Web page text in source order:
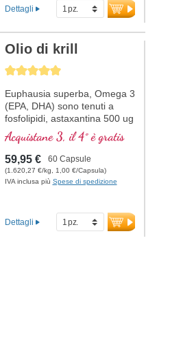
maggiori informazioni
Dettagli
Average rating of 5 out of 5 stars
Olio di krill
Euphausia superba, Omega 3
(EPA, DHA) sono tenuti a
fosfolipidi, astaxantina 500 ug
Acquistane 3, il 4° è gratis
59,95 € 60 Capsule
(1.620,27 €/kg, 1,00 €/Capsula)
IVA inclusa più Spese di spedizione
Dettagli